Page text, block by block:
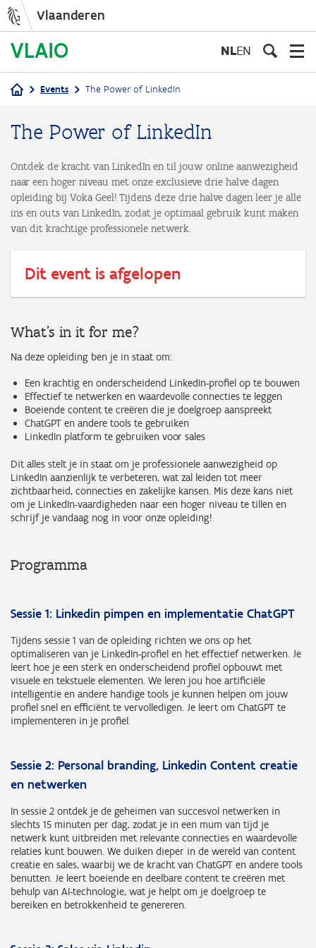
Vlaanderen
NLEN
Events The Power of LinkedIn
The Power of LinkedIn
Ontdek de kracht van LinkedIn en til jouw online aanwezigheid
naar een hoger niveau met onze exclusieve drie halve dagen
opleiding bij Voka Geel! Tijdens deze drie halve dagen leer je alle
ins en outs van LinkedIn, zodat je optimaal gebruik kunt maken
van dit krachtige professionele netwerk.
Dit event is afgelopen
What's in it for me?
Na deze opleiding ben je in staat om:
Een krachtig en onderscheidend LinkedIn-profiel op te bouwen
Effectief te netwerken en waardevolle connecties te leggen
Boeiende content te creëren die je doelgroep aanspreekt
ChatGPT en andere tools te gebruiken
LinkedIn platform te gebruiken voor sales
Dit alles stelt je in staat om je professionele aanwezigheid op
LinkedIn aanzienlijk te verbeteren, wat zal leiden tot meer
zichtbaarheid, connecties en zakelijke kansen. Mis deze kans niet
om je LinkedIn-vaardigheden naar een hoger niveau te tillen en
schrijf je vandaag nog in voor onze opleiding!
Programma
Sessie 1: Linkedin pimpen en implementatie ChatGPT
Tijdens sessie 1 van de opleiding richten we ons op het
optimaliseren van je LinkedIn-profiel en het effectief netwerken. Je
leert hoe je een sterk en onderscheidend profiel opbouwt met
visuele en tekstuele elementen. We leren jou hoe artificiële
intelligentie en andere handige tools je kunnen helpen om jouw
profiel snel en efficiënt te vervolledigen. Je leert om ChatGPT te
implementeren in je profiel.
Sessie 2: Personal branding, Linkedin Content creatie
en netwerken
In sessie 2 ontdek je de geheimen van succesvol netwerken in
slechts 15 minuten per dag, zodat je in een mum van tijd je
netwerk kunt uitbreiden met relevante connecties en waardevolle
relaties kunt bouwen. We duiken dieper in de wereld van content
creatie en sales, waarbij we de kracht van ChatGPT en andere tools
benutten. Je leert boeiende en deelbare content te creëren met
behulp van AI-technologie, wat je helpt om je doelgroep te
bereiken en betrokkenheid te genereren.